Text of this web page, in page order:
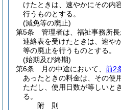
けたときは、速やかにその内
行うものとする。
(減免等の廃止)
第5条
管理者は、福祉事務所
連絡表を受けたときは、速や
等の廃止を行うものとする。
(始期及び終期)
第6条
月の中途において、 前2
あったときの料金は、その使
ただし、使用日数が等しいと
る。
附 則